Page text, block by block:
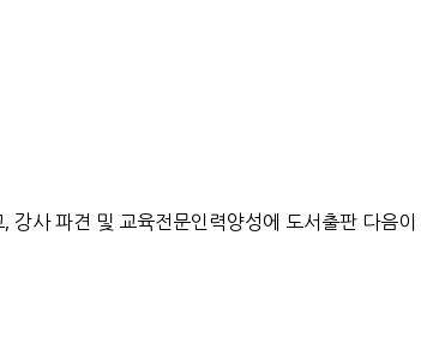
사 파견 및 교육전문인력양성에 도서출판 다음